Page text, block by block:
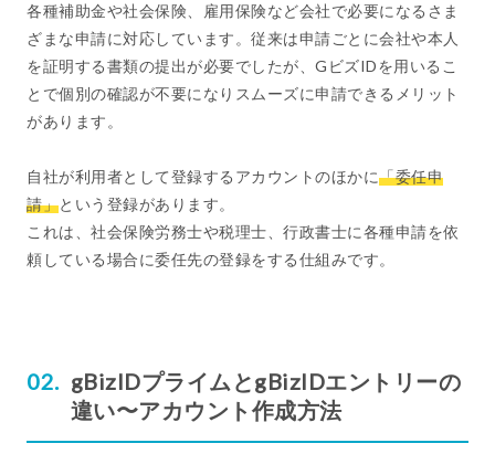
各種補助金や社会保険、雇用保険など会社で必要になるさま
ざまな申請に対応しています。従来は申請ごとに会社や本人
を証明する書類の提出が必要でしたが、GビズIDを用いるこ
とで個別の確認が不要になりスムーズに申請できるメリット
があります。
自社が利用者として登録するアカウントのほかに「委任申
請」という登録があります。
これは、社会保険労務士や税理士、行政書士に各種申請を依
頼している場合に委任先の登録をする仕組みです。
gBizIDプライムとgBizIDエントリーの
違い〜アカウント作成方法